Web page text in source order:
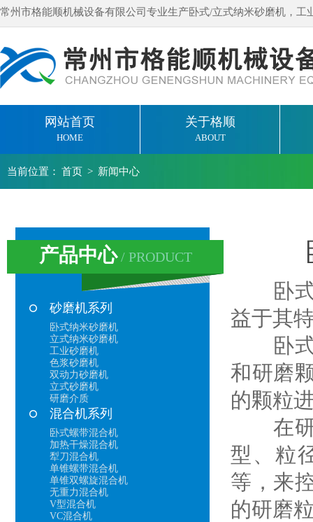
常州市格能顺机械设备有限公司专业生产卧式/立式纳米砂磨机，工
网站首页
HOME
关于格顺
ABOUT
当前位置： 首页 > 新闻中心
产品中心/ PRODUCT
砂磨机系列
卧式纳米砂磨机
立式纳米砂磨机
工业砂磨机
色浆砂磨机
双动力砂磨机
立式砂磨机
研磨介质
混合机系列
卧式螺带混合机
加热干燥混合机
犁刀混合机
单锥螺带混合机
单锥双螺旋混合机
无重力混合机
V型混合机
VC混合机
卧式
益于其
卧式
和研磨
的颗粒
在研
型、粒
等，来
的研磨